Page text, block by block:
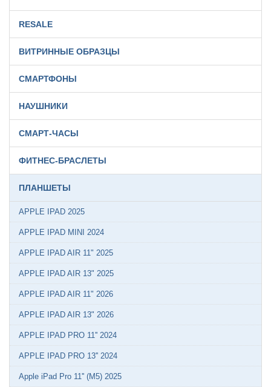
RESALE
ВИТРИННЫЕ ОБРАЗЦЫ
СМАРТФОНЫ
НАУШНИКИ
СМАРТ-ЧАСЫ
ФИТНЕС-БРАСЛЕТЫ
ПЛАНШЕТЫ
APPLE IPAD 2025
APPLE IPAD MINI 2024
APPLE IPAD AIR 11" 2025
APPLE IPAD AIR 13" 2025
APPLE IPAD AIR 11" 2026
APPLE IPAD AIR 13" 2026
APPLE IPAD PRO 11'' 2024
APPLE IPAD PRO 13'' 2024
Apple iPad Pro 11'' (M5) 2025